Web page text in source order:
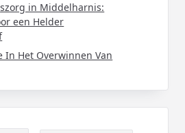
in Middelharnis:
een Helder
In Het Overwinnen Van